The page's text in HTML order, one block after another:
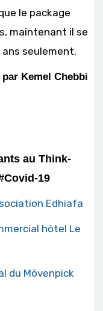
le package
maintenant il se
ans seulement.
Kemel Chebbi
au Think-
19
Edhiafa
hôtel Le
du Mövenpick